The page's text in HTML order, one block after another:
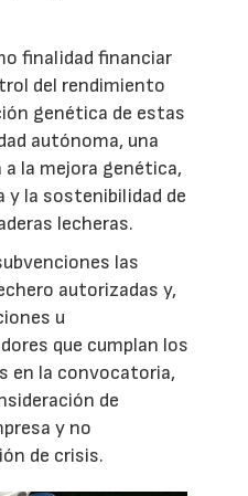
finalidad financiar
del rendimiento
genética de estas
autónoma, una
la mejora genética,
y la sostenibilidad de
lecheras.
las
autorizadas y,
u
que cumplan los
en la convocatoria,
de
y no
de crisis.